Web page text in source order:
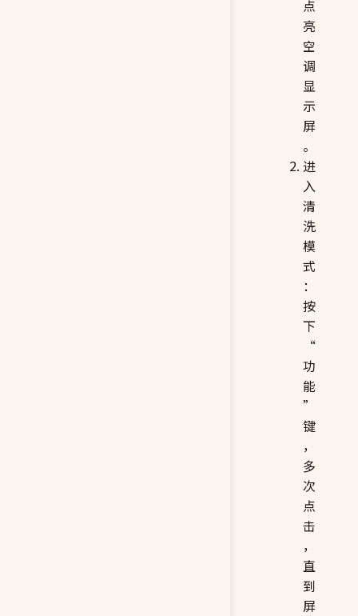
点
亮
空
调
显
示
屏
。
进
入
清
洗
模
式
：
按
下
“
功
能
”
键
，
多
次
点
击
，
直
到
屏